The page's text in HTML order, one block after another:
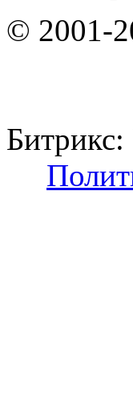
© 2001-